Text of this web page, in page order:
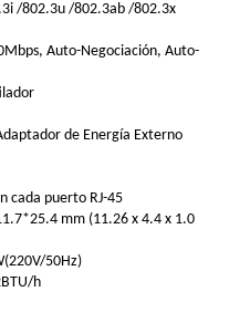
/802.3u /802.3ab /802.3x
Auto-Negociación, Auto-
de Energía Externo
cada puerto RJ-45
mm (11.26 x 4.4 x 1.0
50Hz)
h